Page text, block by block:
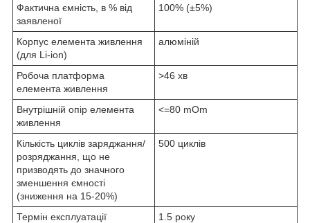
Фактична ємність, в % від
заявленої
100% (±5%)
Корпус елемента живлення
(для Li-ion)
алюміній
Робоча платформа
елемента живлення
>46 хв
Внутрішній опір елемента
живлення
<=80 mOm
Кількість циклів заряджання/
розряджання, що не
призводять до значного
зменшення ємності
(зниження на 15-20%)
500 циклів
Термін експлуатації
1.5 року